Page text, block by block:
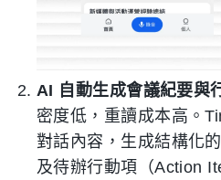
AI 自動生成會議紀要與
密度低，重讀成本高。
對話內容，生成結構化
及待辦行動項（Action